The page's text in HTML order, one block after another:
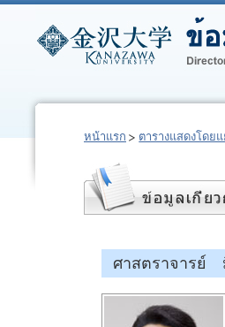
หน้าแรก ตารางแสดงโดย
ศาสตราจารย์